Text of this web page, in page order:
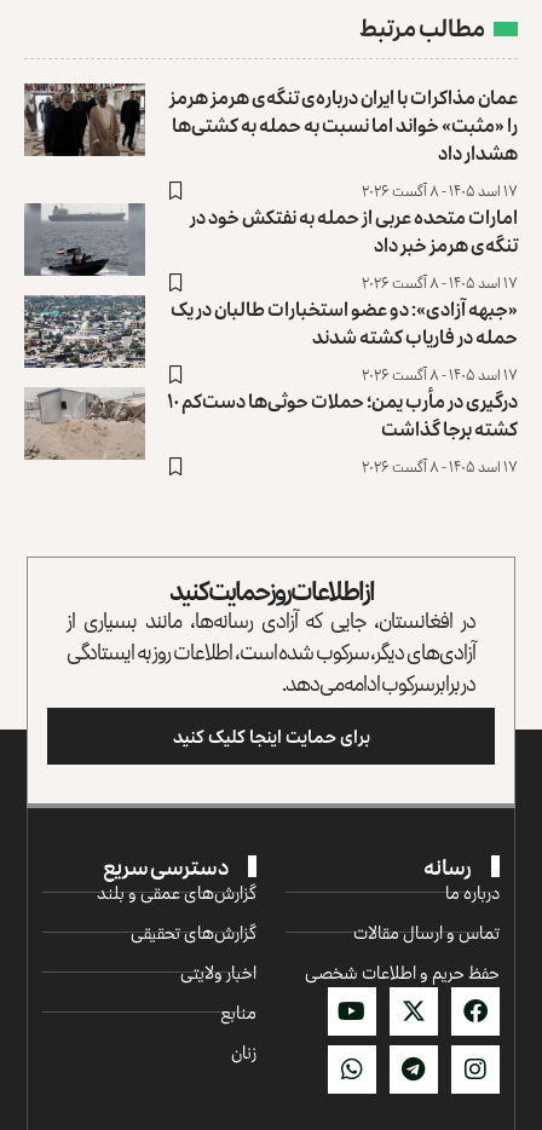
مطالب مرتبط
عمان مذاکرات با ایران درباره‌ی تنگه‌ی هرمز هرمز
را «مثبت» خواند ‏اما نسبت به حمله به کشتی‌ها
هشدار داد
۱۷ اسد ۱۴۰۵ - ۸ آگست ۲۰۲۶
امارات متحده عربی از حمله به نفتکش خود در
تنگه‌ی هرمز خبر داد
۱۷ اسد ۱۴۰۵ - ۸ آگست ۲۰۲۶
«جبهه آزادی»: دو عضو استخبارات طالبان در یک
حمله در فاریاب کشته ‏شدند
۱۷ اسد ۱۴۰۵ - ۸ آگست ۲۰۲۶
درگیری در مأرب یمن؛ حملات حوثی‌ها دست‌کم ۱۰
کشته برجا گذاشت
۱۷ اسد ۱۴۰۵ - ۸ آگست ۲۰۲۶
از اطلاعات روز حمایت کنید
در افغانستان، جایی که آزادی رسانه‌ها، مانند بسیاری از
آزادی‌های دیگر، سرکوب شده است، اطلاعات روز به ایستادگی
در برابر سرکوب ادامه می‌دهد.
برای حمایت اینجا کلیک کنید
رسانه
درباره ما
تماس و ارسال مقالات
حفظ حریم و اطلاعات شخصی
دسترسی سریع
گزارش‌‌های عمقی و بلند
گزارش‌های تحقیقی
اخبار ولایتی
منابع
زنان